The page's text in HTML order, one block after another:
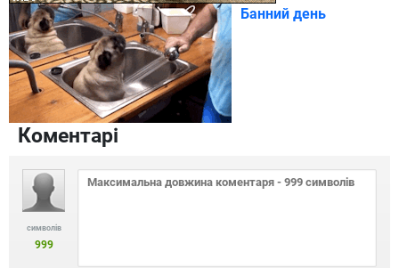
Банний день
Коментарі
символів
999